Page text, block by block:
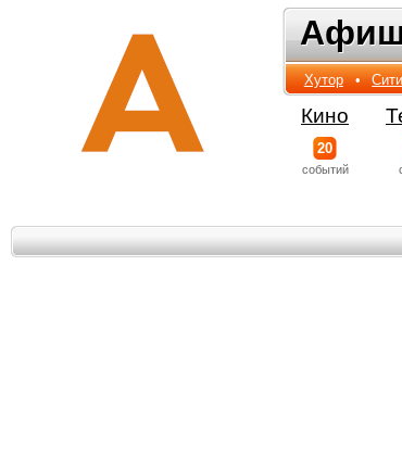
Хутор •
Кино
20
событий